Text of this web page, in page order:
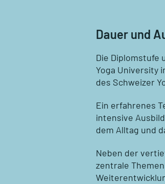
Dauer und
Die Diplomstufe
Yoga University
des Schweizer
Ein erfahrenes
intensive
dem Alltag und
Neben der
zentrale